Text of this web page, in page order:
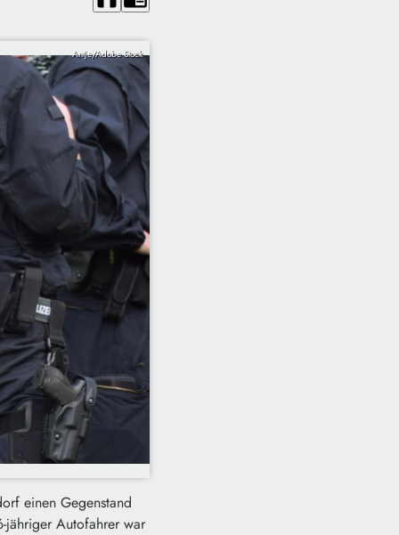
Antje/Adobe Stock
einen Gegenstand
Autofahrer war